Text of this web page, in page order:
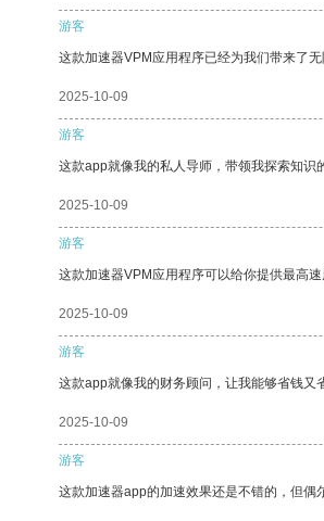
游客
这款加速器VPM应用程序已经为我们带来了无
2025-10-09
游客
这款app就像我的私人导师，带领我探索知识
2025-10-09
游客
这款加速器VPM应用程序可以给你提供最高
2025-10-09
游客
这款app就像我的财务顾问，让我能够省钱又
2025-10-09
游客
这款加速器app的加速效果还是不错的，但偶